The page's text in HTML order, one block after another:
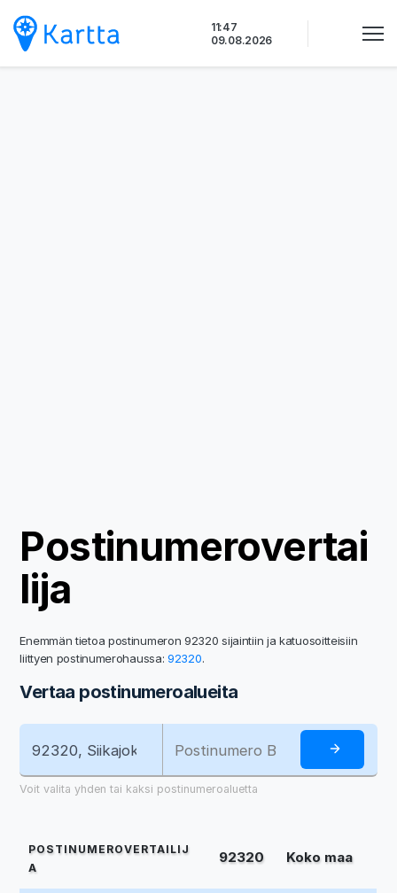
sisältöön
11:47
09.08.2026
Postinumerovertai
lija
Enemmän tietoa postinumeron 92320 sijaintiin ja katuosoitteisiin
liittyen postinumerohaussa:92320.
Vertaa postinumeroalueita
Voit valita yhden tai kaksi postinumeroaluetta
POSTINUMEROVERTAILIJ
A
92320 Koko maa